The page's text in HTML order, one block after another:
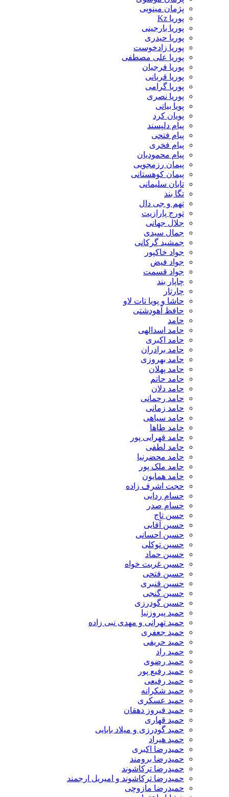
پژمان مینویی
پوریا Kz
پوریا بارجینی
پوریا حیدری
پوریا زادخوست
پوریا علی مصطفی
پوریا فرجیان
پوریا قربانی
پوریا گرامی
پوریا نصری
پویا بیاتی
پویان کرد
پیام دلپسند
پیام فتحی
پیام فخری
پیام محمودیان
پیمان رزمجویی
پیمان کوهستانی
تابان سلیمانی
تگا بند
تهم و جی دال
تورج پارازیت
جلال جهانی
جمال سیدی
جمشید گرکانی
جواد خاکپور
جواد فیض
جواد قسمت
چاپار بند
چارتار
حاشا و پویا تات لاو
حافظ آهودشتی
حامد
حامد اسدالهی
حامد اکبری
حامد برادران
حامد بهروزی
حامد پهلان
حامد حاتم
حامد دلان
حامد رحمانی
حامد زمانی
حامد سیاهی
حامد طاها
حامد قهرایی پور
حامد لطفی
حامد محضرنیا
حامد ملک پور
حامد همایون
حجت اشرف زاده
حسام ردایی
حسام صدر
حسن تاج
حسین آقایی
حسین احسانی
حسین توکلی
حسین حماد
حسین غربت خواه
حسین فتحی
حسین قنبری
حسین گنجی
حسین گودرزی
حمید پیروزنیا
حمید تهرانی و مهدی نبی زاده
حمید جعفری
حمید حریفی
حمید راد
حمید رضوی
حمید رفیع پور
حمید رفیعی
حمید شکرانه
حمید عسکری
حمید فیروز دهقان
حمید قهاری
حمید گودرزی و میلاد بابایی
حمید هیراد
حمیدرضا اکبری
حمیدرضا برومند
حمیدرضا ترکاشوند
حمیدرضا ترکاشوند و امیریل ارجمند
حمیدرضا مازوچی